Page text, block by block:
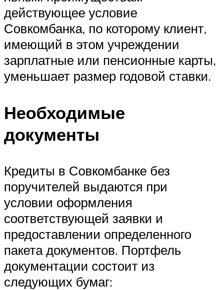
действующее условие
Совкомбанка, по которому клиент,
имеющий в этом учреждении
зарплатные или пенсионные карты,
уменьшает размер годовой ставки.
Необходимые
документы
Кредиты в Совкомбанке без
поручителей выдаются при
условии оформления
соответствующей заявки и
предоставлении определенного
пакета документов. Портфель
документации состоит из
следующих бумаг: